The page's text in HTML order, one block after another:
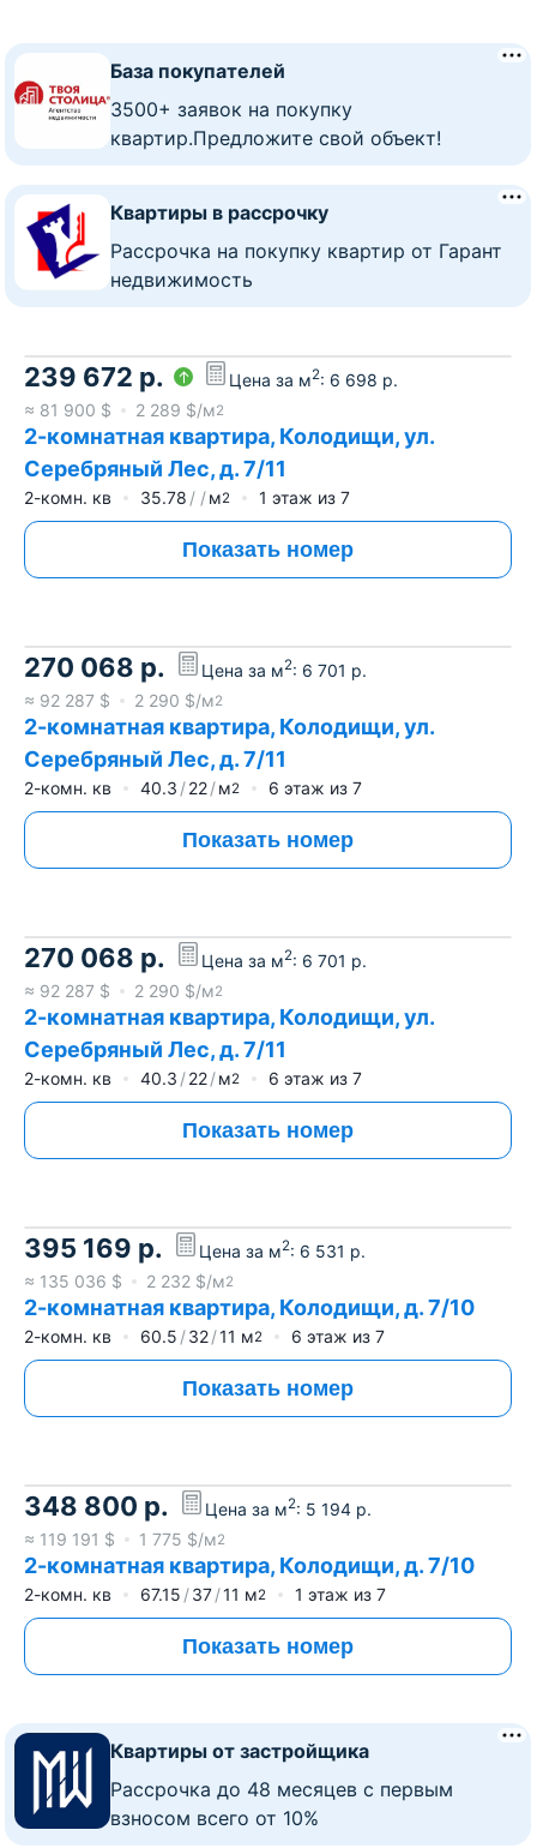
239 672 р. Цена за м2: 6 698 р.
≈ 81 900 $ 2 289 $/м2
2-комнатная квартира, Колодищи, ул.
Серебряный Лес, д. 7/11
2-комн. кв 35.78 м2 1 этаж из 7
Показать номер
270 068 р. Цена за м2: 6 701 р.
≈ 92 287 $ 2 290 $/м2
2-комнатная квартира, Колодищи, ул.
Серебряный Лес, д. 7/11
2-комн. кв 40.3 22 м2 6 этаж из 7
Показать номер
270 068 р. Цена за м2: 6 701 р.
≈ 92 287 $ 2 290 $/м2
2-комнатная квартира, Колодищи, ул.
Серебряный Лес, д. 7/11
2-комн. кв 40.3 22 м2 6 этаж из 7
Показать номер
395 169 р. Цена за м2: 6 531 р.
≈ 135 036 $ 2 232 $/м2
2-комнатная квартира, Колодищи, д. 7/10
2-комн. кв 60.5 32 11 м2 6 этаж из 7
Показать номер
348 800 р. Цена за м2: 5 194 р.
≈ 119 191 $ 1 775 $/м2
2-комнатная квартира, Колодищи, д. 7/10
2-комн. кв 67.15 37 11 м2 1 этаж из 7
Показать номер
База покупателей
3500+ заявок на покупку
квартир.Предложите свой объект!
Квартиры в рассрочку
Рассрочка на покупку квартир от Гарант
недвижимость
Квартиры от застройщика
Рассрочка до 48 месяцев с первым
взносом всего от 10%